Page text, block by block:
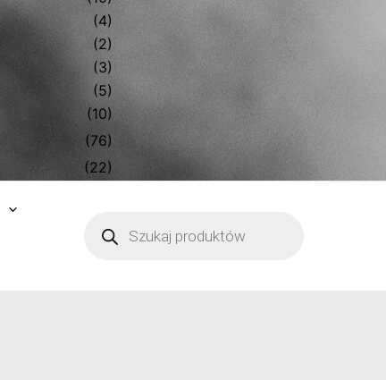
(4)
(2)
(3)
(5)
(10)
(76)
(22)
produktów